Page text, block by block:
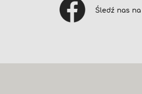
Śledź nas